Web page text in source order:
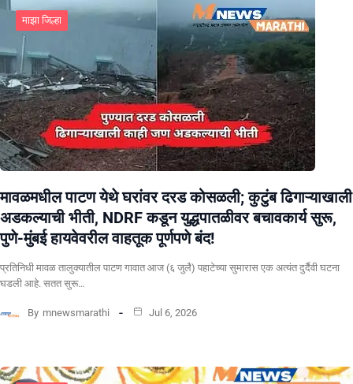
माझा जिल्हा
मावळमधील पाटण येथे घरांवर दरड कोसळली; कुटुंब ढिगाऱ्याखाली
अडकल्याची भीती, NDRF कडून युद्धपातळीवर बचावकार्य सुरू,
पुणे-मुंबई हायवेवरील वाहतूक पूर्णपणे बंद!
​प्रतिनिधी मावळ तालुक्यातील पाटण गावात आज (६ जुलै) पहाटेच्या सुमारास एक अत्यंत दुर्दैवी घटना
घडली आहे. सतत सुरू…
By mnewsmarathi Jul 6, 2026